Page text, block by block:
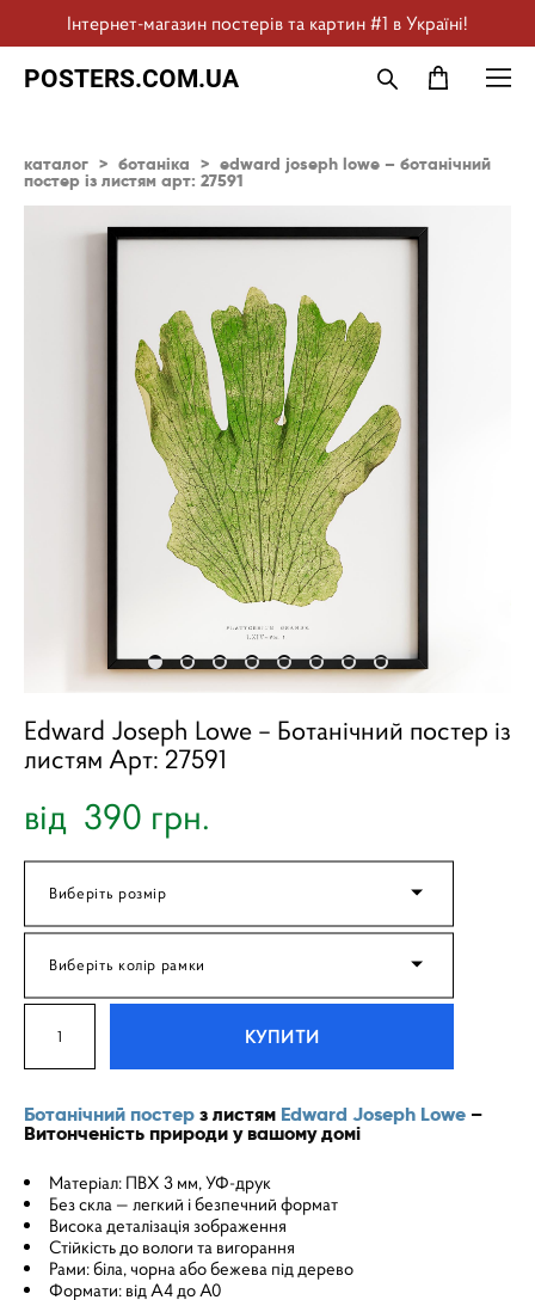
Інтернет-магазин постерів та картин #1 в Україні!
POSTERS.COM.UA
каталог > ботаніка > edward joseph lowe – ботанічний
постер із листям арт: 27591
Edward Joseph Lowe – Ботанічний постер із
листям Арт: 27591
від 390 грн.
Виберіть розмір
Виберіть колір рамки
КУПИТИ
Ботанічний постер з листям Edward Joseph Lowe –
Витонченість природи у вашому домі
Матеріал: ПВХ 3 мм, УФ-друк
Без скла — легкий і безпечний формат
Висока деталізація зображення
Стійкість до вологи та вигорання
Рами: біла, чорна або бежева під дерево
Формати: від A4 до A0